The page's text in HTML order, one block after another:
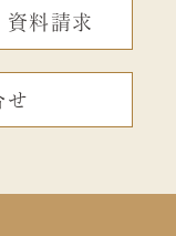
資料請求
せ